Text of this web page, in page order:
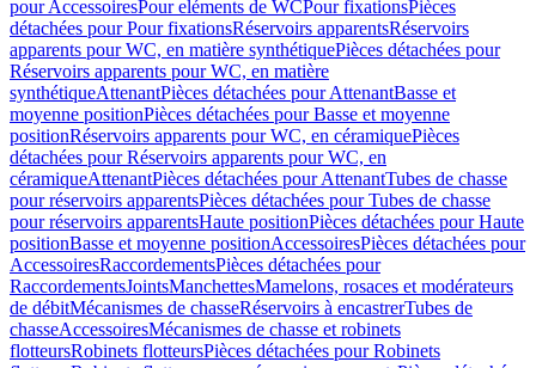
pour AccessoiresPour eléments de WCPour fixationsPièces
détachées pour Pour fixationsRéservoirs apparentsRéservoirs
apparents pour WC, en matière synthétiquePièces détachées pour
Réservoirs apparents pour WC, en matière
synthétiqueAttenantPièces détachées pour AttenantBasse et
moyenne positionPièces détachées pour Basse et moyenne
positionRéservoirs apparents pour WC, en céramiquePièces
détachées pour Réservoirs apparents pour WC, en
céramiqueAttenantPièces détachées pour AttenantTubes de chasse
pour réservoirs apparentsPièces détachées pour Tubes de chasse
pour réservoirs apparentsHaute positionPièces détachées pour Haute
positionBasse et moyenne positionAccessoiresPièces détachées pour
AccessoiresRaccordementsPièces détachées pour
RaccordementsJointsManchettesMamelons, rosaces et modérateurs
de débitMécanismes de chasseRéservoirs à encastrerTubes de
chasseAccessoiresMécanismes de chasse et robinets
flotteursRobinets flotteursPièces détachées pour Robinets